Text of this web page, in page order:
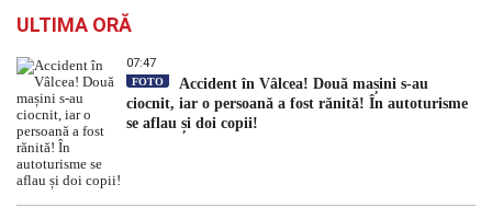
ULTIMA ORĂ
07:47
FOTO
Accident în Vâlcea! Două mașini s-au
ciocnit, iar o persoană a fost rănită! În autoturisme
se aflau și doi copii!